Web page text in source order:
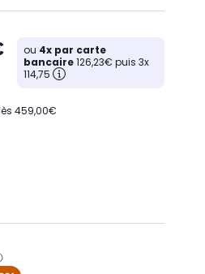
ou 4x par carte
bancaire126,23€ puis 3x
114,75
459,00€